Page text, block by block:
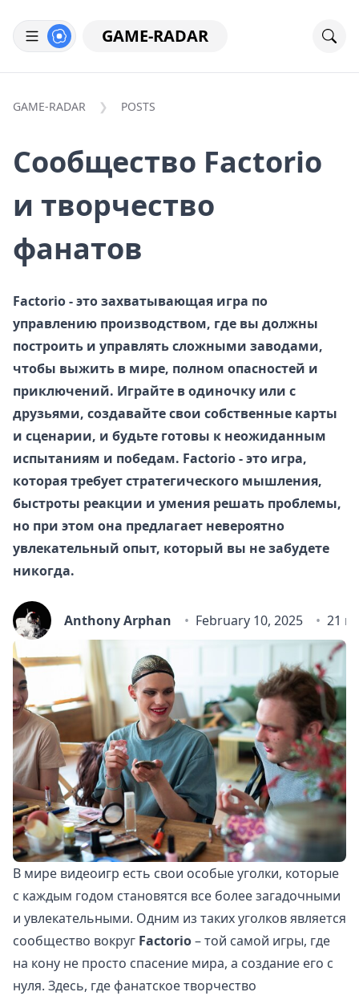
GAME-RADAR
GAME-RADAR POSTS
Сообщество Factorio
и творчество
фанатов
Factorio - это захватывающая игра по
управлению производством, где вы должны
построить и управлять сложными заводами,
чтобы выжить в мире, полном опасностей и
приключений. Играйте в одиночку или с
друзьями, создавайте свои собственные карты
и сценарии, и будьте готовы к неожиданным
испытаниям и победам. Factorio - это игра,
которая требует стратегического мышления,
быстроты реакции и умения решать проблемы,
но при этом она предлагает невероятно
увлекательный опыт, который вы не забудете
никогда.
Anthony Arphan February 10, 2025 21
В мире видеоигр есть свои особые уголки, которые
с каждым годом становятся все более загадочными
и увлекательными. Одним из таких уголков является
сообщество вокруг Factorio– той самой игры, где
на кону не просто спасение мира, а создание его с
нуля. Здесь, где фанатское творчество